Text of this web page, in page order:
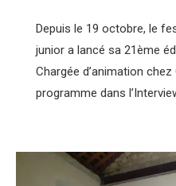
Depuis le 19 octobre, le
junior a lancé sa 21ème
Chargée d’animation
programme dans